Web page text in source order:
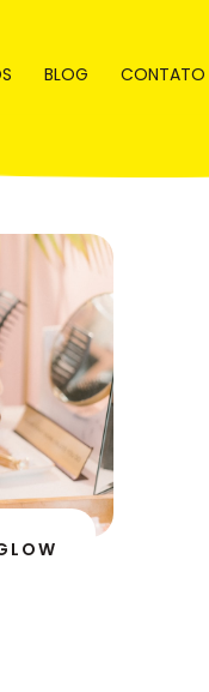
BLOG CONTATO